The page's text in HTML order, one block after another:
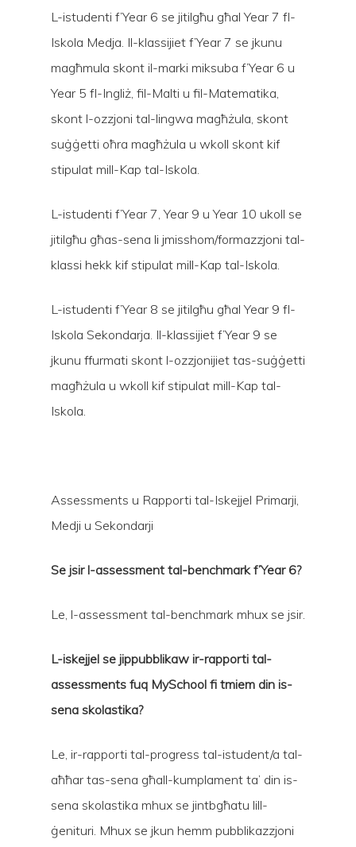
L-istudenti f’Year 6 se jitilgħu għal Year 7 fl-
Iskola Medja. Il-klassijiet f’Year 7 se jkunu
magħmula skont il-marki miksuba f’Year 6 u
Year 5 fl-Ingliż, fil-Malti u fil-Matematika,
skont l-ozzjoni tal-lingwa magħżula, skont
suġġetti oħra magħżula u wkoll skont kif
stipulat mill-Kap tal-Iskola.
L-istudenti f’Year 7, Year 9 u Year 10 ukoll se
jitilgħu għas-sena li jmisshom/formazzjoni tal-
klassi hekk kif stipulat mill-Kap tal-Iskola.
L-istudenti f’Year 8 se jitilgħu għal Year 9 fl-
Iskola Sekondarja. Il-klassijiet f’Year 9 se
jkunu ffurmati skont l-ozzjonijiet tas-suġġetti
magħżula u wkoll kif stipulat mill-Kap tal-
Iskola.
Assessments u Rapporti tal-Iskejjel Primarji,
Medji u Sekondarji
Se jsir l-assessment tal-benchmark f’Year 6?
Le, l-assessment tal-benchmark mhux se jsir.
L-iskejjel se jippubblikaw ir-rapporti tal-
assessments fuq MySchool fi tmiem din is-
sena skolastika?
Le, ir-rapporti tal-progress tal-istudent/a tal-
aħħar tas-sena għall-kumplament ta’ din is-
sena skolastika mhux se jintbgħatu lill-
ġenituri. Mhux se jkun hemm pubblikazzjoni